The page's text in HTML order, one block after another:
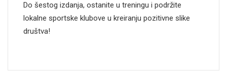
Do šestog izdanja, ostanite u treningu i podržite
lokalne sportske klubove u kreiranju pozitivne slike
društva!